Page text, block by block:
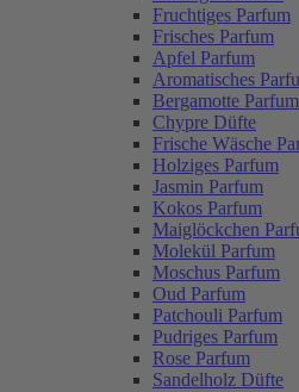
Fruchtiges Parfum
Frisches Parfum
Apfel Parfum
Aromatisches
Bergamotte Parfum
Chypre Düfte
Frische Wäsche
Holziges Parfum
Jasmin Parfum
Kokos Parfum
Maiglöckchen
Molekül Parfum
Moschus Parfum
Oud Parfum
Patchouli Parfum
Pudriges Parfum
Rose Parfum
Sandelholz Düfte